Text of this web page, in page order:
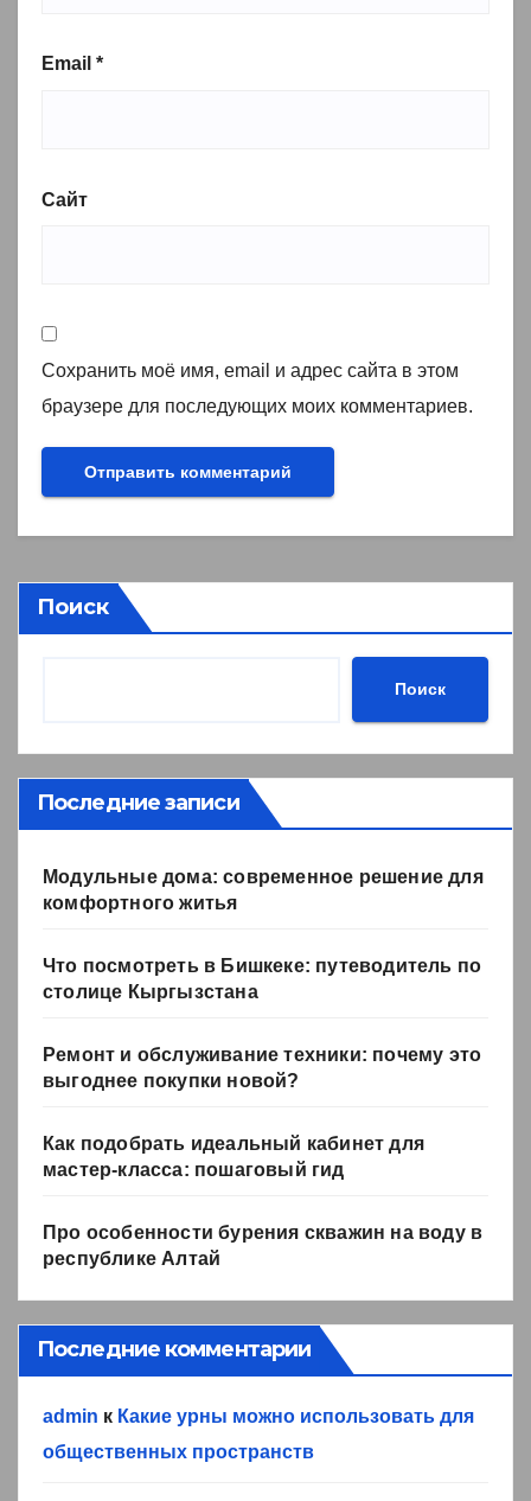
Email *
Сайт
Сохранить моё имя, email и адрес сайта в этом
браузере для последующих моих комментариев.
Поиск
Поиск
Последние записи
Модульные дома: современное решение для
комфортного житья
Что посмотреть в Бишкеке: путеводитель по
столице Кыргызстана
Ремонт и обслуживание техники: почему это
выгоднее покупки новой?
Как подобрать идеальный кабинет для
мастер-класса: пошаговый гид
Про особенности бурения скважин на воду в
республике Алтай
Последние комментарии
admin к Какие урны можно использовать для
общественных пространств